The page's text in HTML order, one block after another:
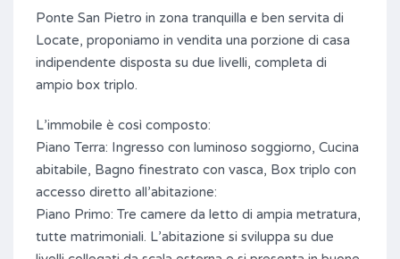
Ponte San Pietro in zona tranquilla e ben servita di
Locate, proponiamo in vendita una porzione di casa
indipendente disposta su due livelli, completa di
ampio box triplo.
L’immobile è così composto:
Piano Terra: Ingresso con luminoso soggiorno, Cucina
abitabile, Bagno finestrato con vasca, Box triplo con
accesso diretto all’abitazione:
Piano Primo: Tre camere da letto di ampia metratura,
tutte matrimoniali. L’abitazione si sviluppa su due